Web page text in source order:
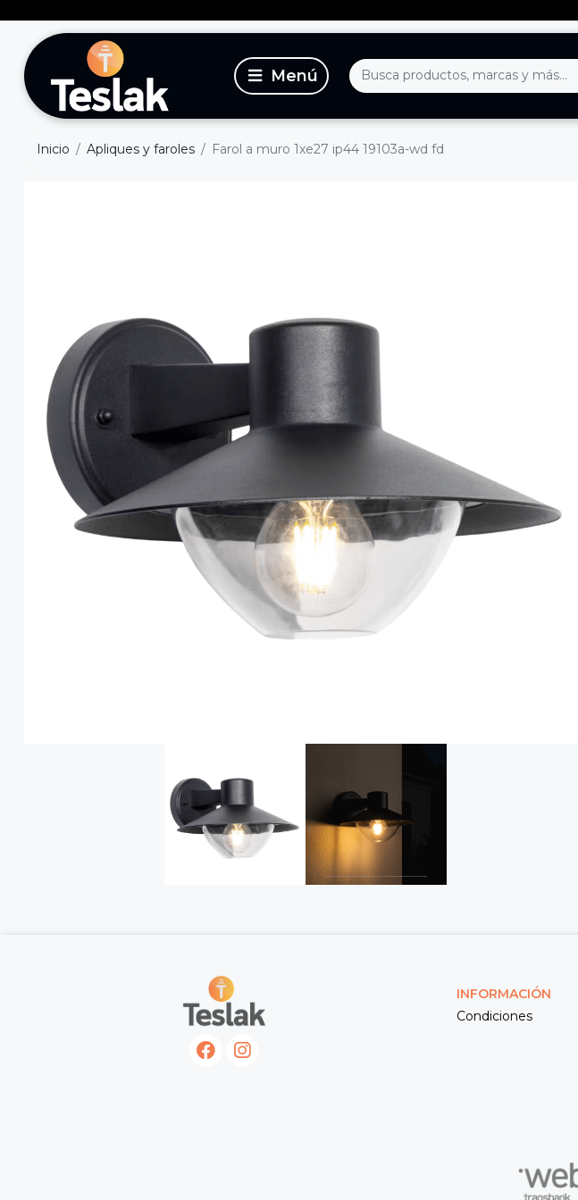
Inicio Apliques y faroles Farol a muro 1xe27 ip44 19103a-wd fd
INFORMACIÓN
Condiciones